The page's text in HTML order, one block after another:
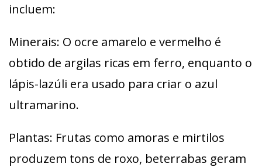
incluem:
Minerais: O ocre amarelo e vermelho é
obtido de argilas ricas em ferro, enquanto o
lápis-lazúli era usado para criar o azul
ultramarino.
Plantas: Frutas como amoras e mirtilos
produzem tons de roxo, beterrabas geram